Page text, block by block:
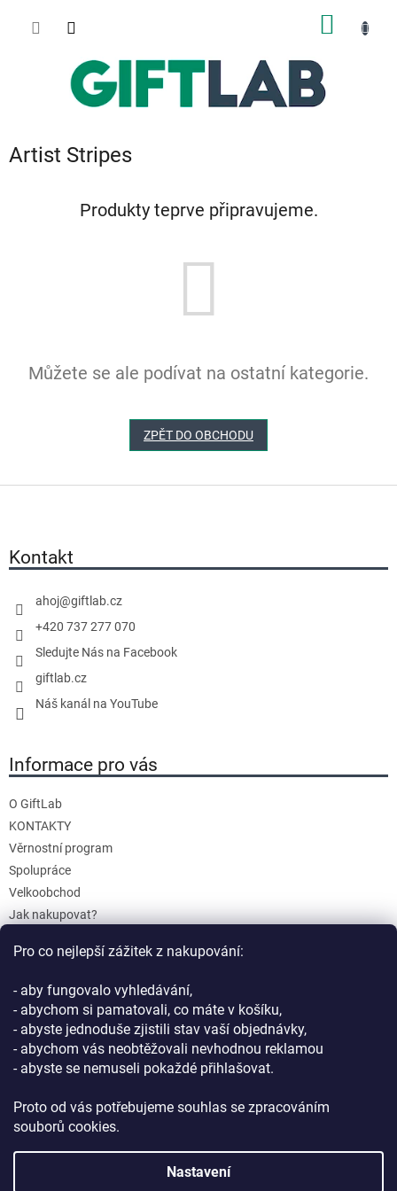
Pro co nejlepší zážitek z nakupování:
- aby fungovalo vyhledávání,
- abychom si pamatovali, co máte v košíku,
- abyste jednoduše zjistili stav vaší objednávky,
- abychom vás neobtěžovali nevhodnou reklamou
- abyste se nemuseli pokaždé přihlašovat.
Proto od vás potřebujeme souhlas se zpracováním
souborů cookies.
Nastavení
Artist Stripes
Produkty teprve připravujeme.
Můžete se ale podívat na ostatní kategorie.
ZPĚT DO OBCHODU
Kontakt
ahoj@giftlab.cz
+420 737 277 070
Sledujte Nás na Facebook
giftlab.cz
Náš kanál na YouTube
Informace pro vás
O GiftLab
KONTAKTY
Věrnostní program
Spolupráce
Velkoobchod
Jak nakupovat?
Reklamace a Vrácení
Obchodní podmínky
Podmínky ochrany osobních údajů